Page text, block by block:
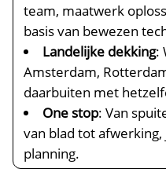
team, maatwerk
basis van bewezen
Landelijke dekking:
Amsterdam,
daarbuiten met
One stop: Van
van blad tot
planning.​